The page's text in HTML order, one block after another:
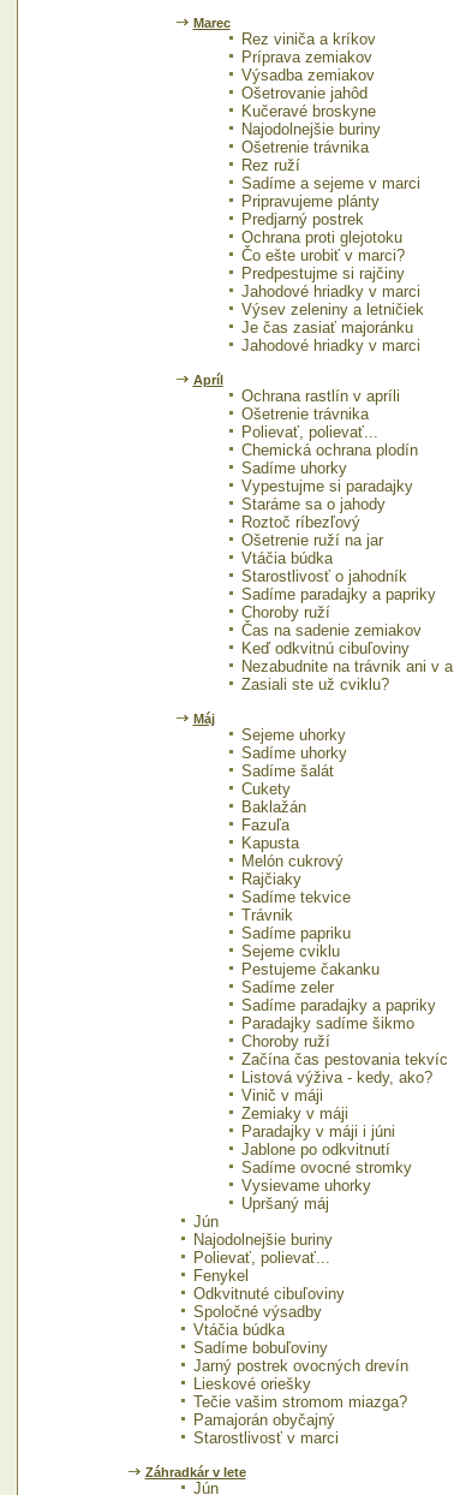
Marec
Rez viniča a kríkov
Príprava zemiakov
Výsadba zemiakov
Ošetrovanie jahôd
Kučeravé broskyne
Najodolnejšie buriny
Ošetrenie trávnika
Rez ruží
Sadíme a sejeme v marci
Pripravujeme plánty
Predjarný postrek
Ochrana proti glejotoku
Čo ešte urobiť v marci?
Predpestujme si rajčiny
Jahodové hriadky v marci
Výsev zeleniny a letničiek
Je čas zasiať majoránku
Jahodové hriadky v marci
Apríl
Ochrana rastlín v apríli
Ošetrenie trávnika
Polievať, polievať...
Chemická ochrana plodín
Sadíme uhorky
Vypestujme si paradajky
Staráme sa o jahody
Roztoč ríbezľový
Ošetrenie ruží na jar
Vtáčia búdka
Starostlivosť o jahodník
Sadíme paradajky a papriky
Choroby ruží
Čas na sadenie zemiakov
Keď odkvitnú cibuľoviny
Nezabudnite na trávnik ani v a
Zasiali ste už cviklu?
Máj
Sejeme uhorky
Sadíme uhorky
Sadíme šalát
Cukety
Baklažán
Fazuľa
Kapusta
Melón cukrový
Rajčiaky
Sadíme tekvice
Trávnik
Sadíme papriku
Sejeme cviklu
Pestujeme čakanku
Sadíme zeler
Sadíme paradajky a papriky
Paradajky sadíme šikmo
Choroby ruží
Začína čas pestovania tekvíc
Listová výživa - kedy, ako?
Vinič v máji
Zemiaky v máji
Paradajky v máji i júni
Jablone po odkvitnutí
Sadíme ovocné stromky
Vysievame uhorky
Upršaný máj
Jún
Najodolnejšie buriny
Polievať, polievať...
Fenykel
Odkvitnuté cibuľoviny
Spoločné výsadby
Vtáčia búdka
Sadíme bobuľoviny
Jarný postrek ovocných drevín
Lieskové oriešky
Tečie vašim stromom miazga?
Pamajorán obyčajný
Starostlivosť v marci
Záhradkár v lete
Jún